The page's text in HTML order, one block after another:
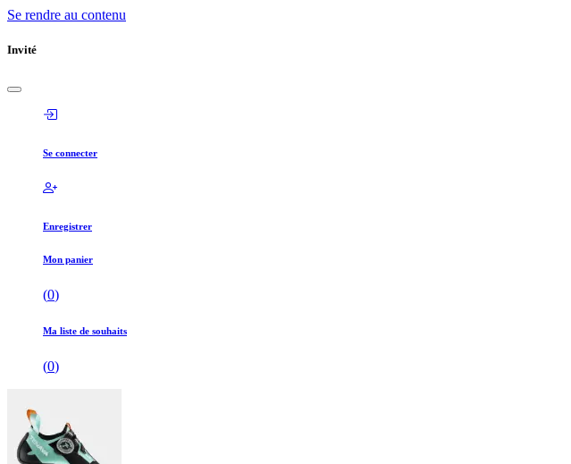
Se rendre au contenu
Invité
Se connecter
Enregistrer
Mon panier
(0)
Ma liste de souhaits
(0)